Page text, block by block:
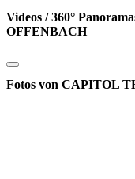
Videos / 360°
OFFENBACH
Fotos von CAPITOL